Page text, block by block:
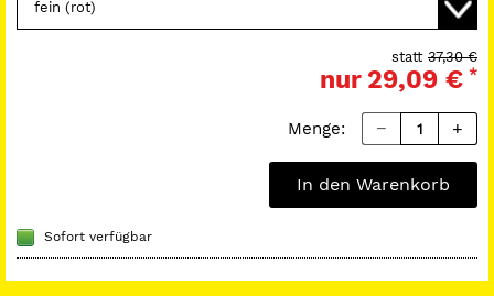
37,30 €
statt
nur 29,09 € *
Menge:
In den Warenkorb
Sofort verfügbar